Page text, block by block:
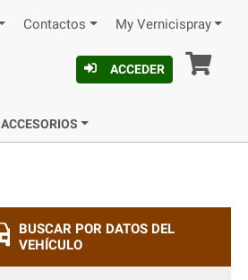
Contactos My Vernicispray
ACCEDER
ACCESORIOS
BUSCAR POR DATOS DEL
VEHÍCULO